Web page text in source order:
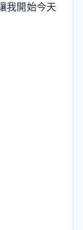
我開始今天